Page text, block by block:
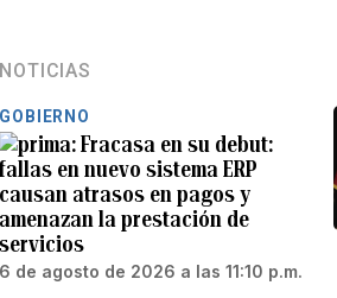
NOTICIAS
GOBIERNO
Fracasa en su debut:
fallas en nuevo sistema ERP
causan atrasos en pagos y
amenazan la prestación de
servicios
6 de agosto de 2026 a las 11:10 p.m.